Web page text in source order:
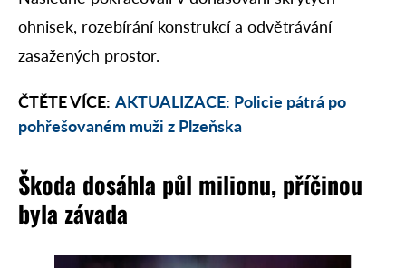
ohnisek, rozebírání konstrukcí a odvětrávání
zasažených prostor.
ČTĚTE VÍCE: AKTUALIZACE: Policie pátrá po
pohřešovaném muži z Plzeňska
Škoda dosáhla půl milionu, příčinou
byla závada